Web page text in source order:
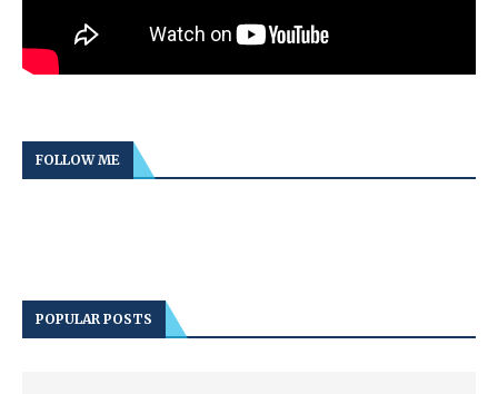
FOLLOW ME
POPULAR POSTS